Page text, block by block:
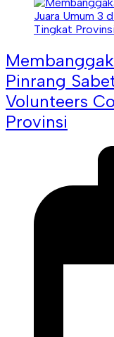
Pinrang
Volunteers
Provinsi